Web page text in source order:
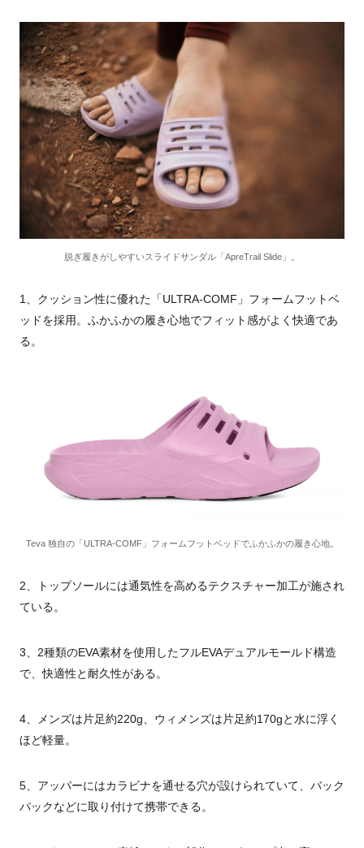
脱ぎ履きがしやすいスライドサンダル「ApreTrail Slide」。
1、クッション性に優れた「ULTRA-COMF」フォームフットベ
ッドを採用。ふかふかの履き心地でフィット感がよく快適であ
る。
Teva 独自の「ULTRA-COMF」フォームフットベッドでふかふかの履き心地。
2、トップソールには通気性を高めるテクスチャー加工が施され
ている。
3、2種類のEVA素材を使用したフルEVAデュアルモールド構造
で、快適性と耐久性がある。
4、メンズは片足約220g、ウィメンズは片足約170gと水に浮く
ほど軽量。
5、アッパーにはカラビナを通せる穴が設けられていて、バック
パックなどに取り付けて携帯できる。